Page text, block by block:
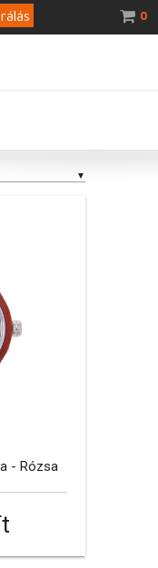
0
- Rózsa